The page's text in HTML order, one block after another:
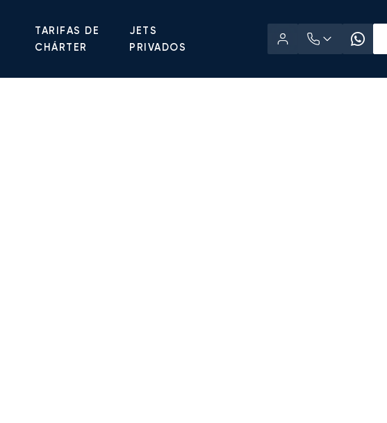
TARIFAS DE
CHÁRTER
JETS
PRIVADOS